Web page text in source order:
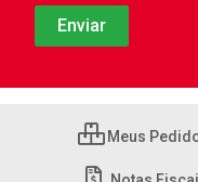
Meus